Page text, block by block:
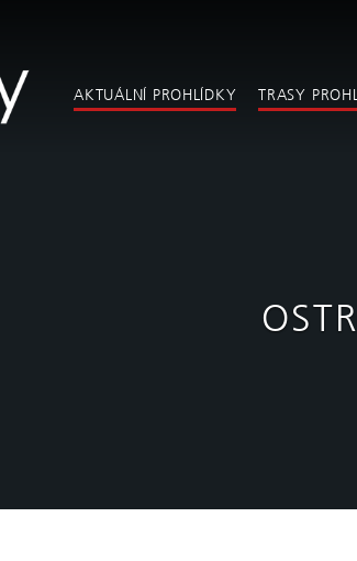
AKTUÁLNÍ PROHLÍDKY TRASY